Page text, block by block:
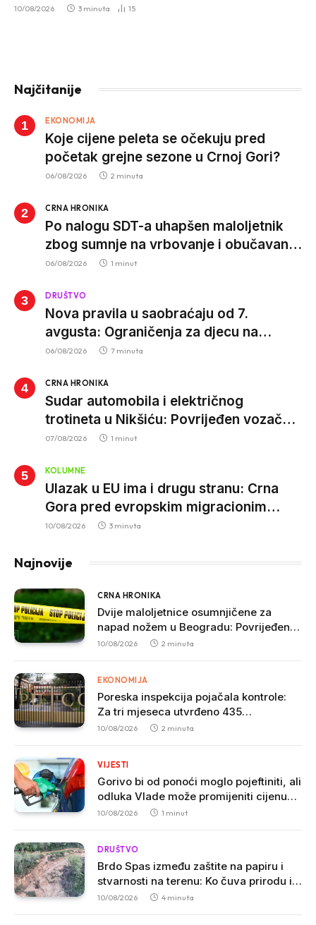
10/08/2026 3 minuta 15
Najčitanije
EKONOMIJA
Koje cijene peleta se očekuju pred
početak grejne sezone u Crnoj Gori?
06/08/2026 2 minuta
CRNA HRONIKA
Po nalogu SDT-a uhapšen maloljetnik
zbog sumnje na vrbovanje i obučavanje
za izvršenje terorističkih djela
06/08/2026 1 minut
DRUŠTVO
Nova pravila u saobraćaju od 7.
avgusta: Ograničenja za djecu na
trotinetima i mlade vozače, veće kazne
06/08/2026 7 minuta
CRNA HRONIKA
Sudar automobila i električnog
trotineta u Nikšiću: Povrijeđen vozač
trotineta, prebačen u bolnicu
07/08/2026 1 minut
KOLUMNE
Ulazak u EU ima i drugu stranu: Crna
Gora pred evropskim migracionim
pravilima
10/08/2026 3 minuta
Najnovije
CRNA HRONIKA
Dvije maloljetnice osumnjičene za
napad nožem u Beogradu: Povrijeđena
18-godišnja djevojka
10/08/2026 2 minuta
EKONOMIJA
Poreska inspekcija pojačala kontrole:
Za tri mjeseca utvrđeno 435
nepravilnosti i izrečene kazne od 2,1
10/08/2026 2 minuta
VIJESTI
Gorivo bi od ponoći moglo pojeftiniti, ali
odluka Vlade može promijeniti cijenu
dizela
10/08/2026 1 minut
DRUŠTVO
Brdo Spas između zaštite na papiru i
stvarnosti na terenu: Ko čuva prirodu i
bezbjednost Budve?
10/08/2026 4 minuta